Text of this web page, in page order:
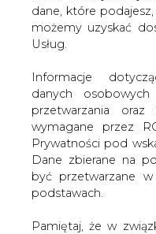
dane, które
możemy uzyskać
Usług.
Informacje
danych
przetwarzania
wymagane przez
Prywatności pod
Dane zbierane na
być przetwarzane
podstawach.
Pamiętaj, że w
Strona główna
Wybór zarządu
2011-03-11 00:00
Wybór zarządu
rozstrzygnięcia